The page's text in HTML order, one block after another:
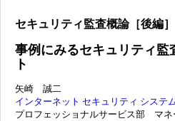
セキュリティ監査概論［後編］
事例にみるセキュリティ監
ト
矢崎 誠二
インターネット セキュリティ システ
プロフェッショナルサービス部 マネ